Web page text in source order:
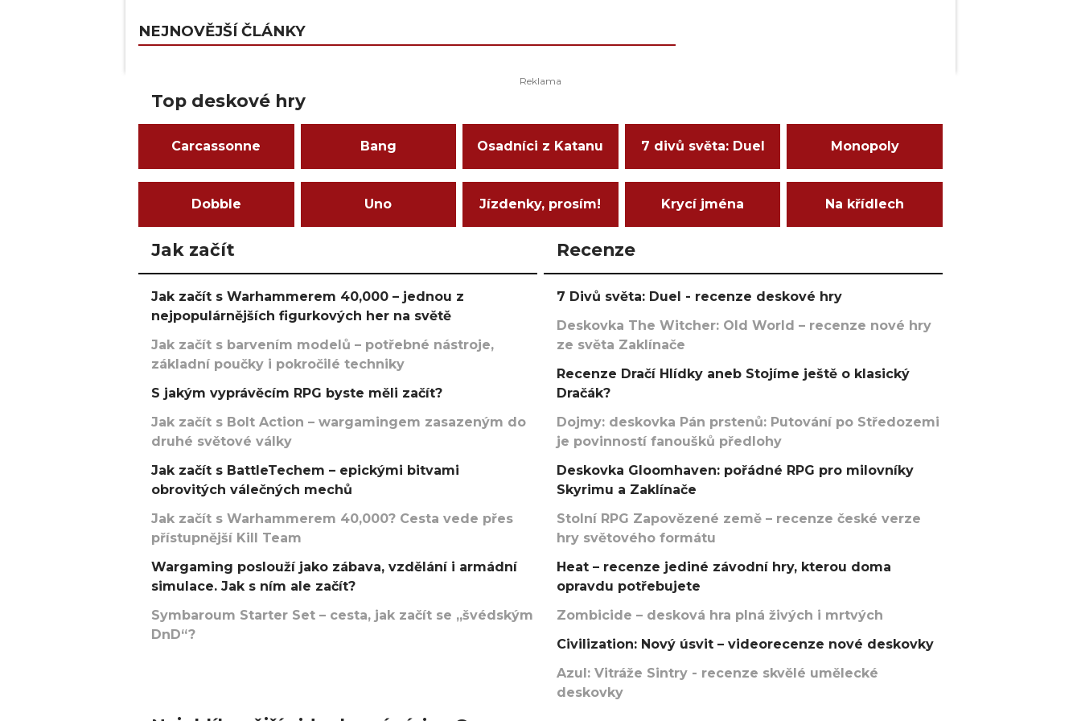
NEJNOVĚJŠÍ ČLÁNKY
Top deskové hry
Carcassonne Bang Osadníci z Katanu 7 divů světa: Duel Monopoly
Dobble Uno Jízdenky, prosím! Krycí jména Na křídlech
Jak začít
Jak začít s Warhammerem 40,000 – jednou z
nejpopulárnějších figurkových her na světě
Jak začít s barvením modelů – potřebné nástroje,
základní poučky i pokročilé techniky
S jakým vyprávěcím RPG byste měli začít?
Jak začít s Bolt Action – wargamingem zasazeným do
druhé světové války
Jak začít s BattleTechem – epickými bitvami
obrovitých válečných mechů
Jak začít s Warhammerem 40,000? Cesta vede přes
přístupnější Kill Team
Wargaming poslouží jako zábava, vzdělání i armádní
simulace. Jak s ním ale začít?
Symbaroum Starter Set – cesta, jak začít se „švédským
DnD“?
Recenze
7 Divů světa: Duel - recenze deskové hry
Deskovka The Witcher: Old World – recenze nové hry
ze světa Zaklínače
Recenze Dračí Hlídky aneb Stojíme ještě o klasický
Dračák?
Dojmy: deskovka Pán prstenů: Putování po Středozemi
je povinností fanoušků předlohy
Deskovka Gloomhaven: pořádné RPG pro milovníky
Skyrimu a Zaklínače
Stolní RPG Zapovězené země – recenze české verze
hry světového formátu
Heat – recenze jediné závodní hry, kterou doma
opravdu potřebujete
Zombicide – desková hra plná živých i mrtvých
Civilization: Nový úsvit – videorecenze nové deskovky
Azul: Vitráže Sintry - recenze skvělé umělecké
deskovky